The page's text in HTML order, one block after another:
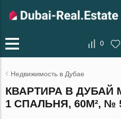
0
Недвижимость в Дубае
КВАРТИРА В ДУБАЙ
1 СПАЛЬНЯ, 60М², №